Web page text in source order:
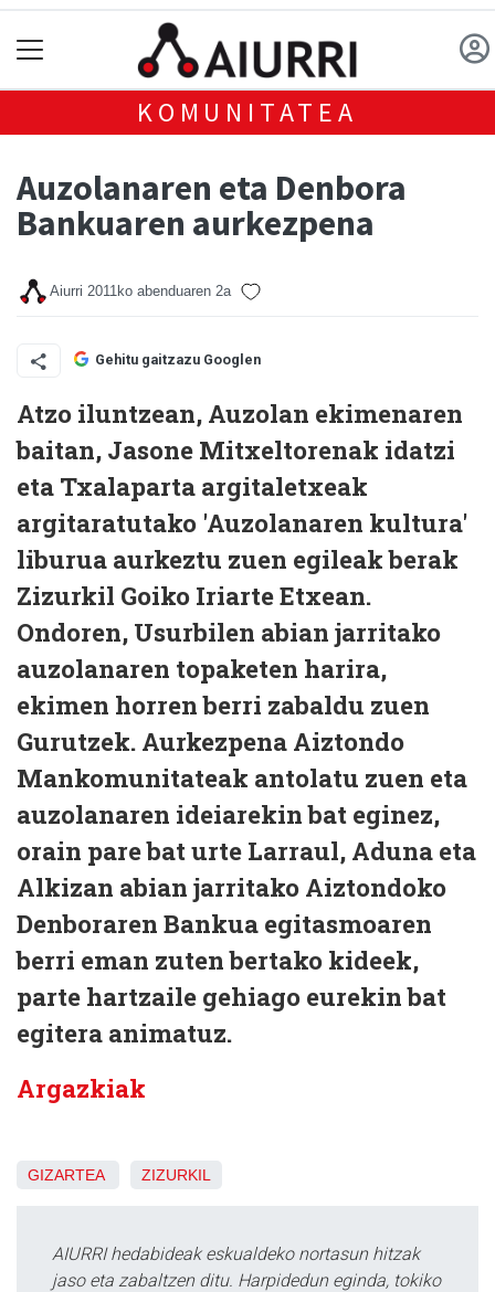
KOMUNITATEA
Auzolanaren eta Denbora
Bankuaren aurkezpena
Aiurri 2011ko abenduaren 2a
Gehitu gaitzazu Googlen
Atzo iluntzean, Auzolan ekimenaren
baitan, Jasone Mitxeltorenak idatzi
eta Txalaparta argitaletxeak
argitaratutako 'Auzolanaren kultura'
liburua aurkeztu zuen egileak berak
Zizurkil Goiko Iriarte Etxean.
Ondoren, Usurbilen abian jarritako
auzolanaren topaketen harira,
ekimen horren berri zabaldu zuen
Gurutzek. Aurkezpena Aiztondo
Mankomunitateak antolatu zuen eta
auzolanaren ideiarekin bat eginez,
orain pare bat urte Larraul, Aduna eta
Alkizan abian jarritako Aiztondoko
Denboraren Bankua egitasmoaren
berri eman zuten bertako kideek,
parte hartzaile gehiago eurekin bat
egitera animatuz.
Argazkiak
GIZARTEA ZIZURKIL
AIURRI hedabideak eskualdeko nortasun hitzak
jaso eta zabaltzen ditu. Harpidedun eginda, tokiko